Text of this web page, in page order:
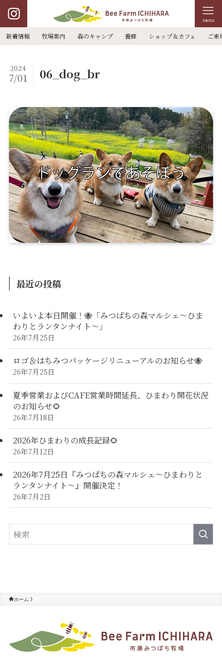
menu
新着情報 牧場案内 森のキャンプ 養蜂 ショップ＆カフェ ご来
06_dog_br
2024
7/01
最近の投稿
いよいよ本日開催！🐝「みつばちの森マルシェ〜ひま
わりとランタンナイト〜」
26年7月25日
ロゴ＆はちみつパッケージリニューアルのお知らせ🐝
26年7月25日
夏季営業およびCAFE営業時間延長、ひまわり開花状況
のお知らせ🌻
26年7月18日
2026年ひまわりの成長記録🌻
26年7月12日
2026年7月25日『みつばちの森マルシェ～ひまわりと
ランタンナイト～』開催決定！
26年7月2日
ホーム